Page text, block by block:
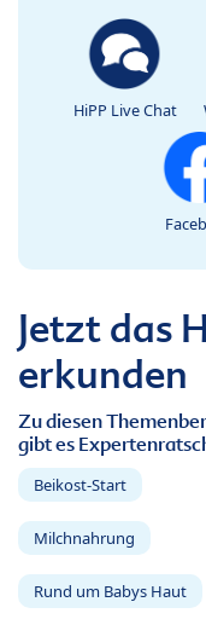
HiPP Live Chat
Jetzt das
erkunden
Zu diesen
gibt es
Beikost-Start
Milchnahrung
Rund um Babys Haut